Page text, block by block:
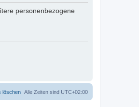
personenbezogene
Alle Zeiten sind UTC+02:00
löschen